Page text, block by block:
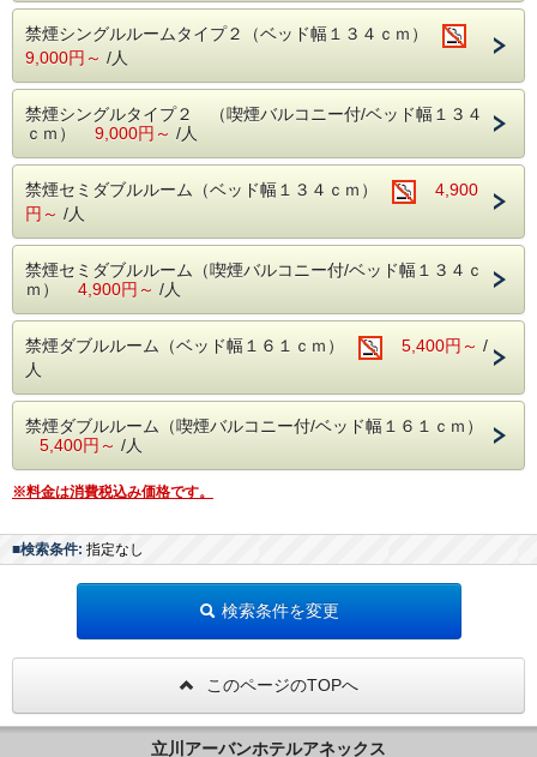
この機会に是非、御利用下さいませ！
※ご休憩時間（24：00まで）を過ぎますと、一泊分の延長
で、予めご了承ください。
◆立川アーバンホテル展望風呂営業時間のお知らせ◆
(営業時間 17:00～24:00）
禁煙シングルルームタイプ２（ベッド幅１３４ｃｍ）
9,000円～ /人
禁煙シングルタイプ２ （喫煙バルコニー付/ベッド幅１３４
ｃｍ） 9,000円～ /人
禁煙セミダブルルーム（ベッド幅１３４ｃｍ）
4,900
円～ /人
禁煙セミダブルルーム（喫煙バルコニー付/ベッド幅１３４ｃ
ｍ） 4,900円～ /人
禁煙ダブルルーム（ベッド幅１６１ｃｍ） 5,400円～ /
人
禁煙ダブルルーム（喫煙バルコニー付/ベッド幅１６１ｃｍ）
5,400円～ /人
※料金は消費税込み価格です。
■検索条件: 指定なし
検索条件を変更
このページのTOPへ
立川アーバンホテルアネックス